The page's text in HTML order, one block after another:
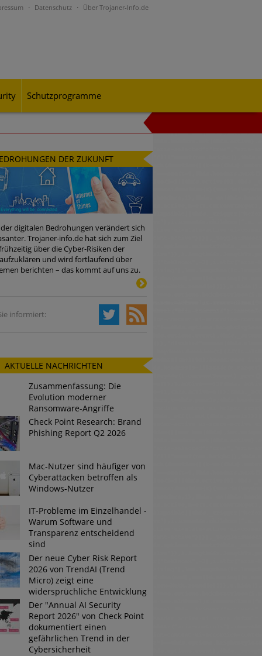
Datenschutz Über Trojaner-Info.de
Schutzprogramme
Betrugsmaschen und
– was CISOs jetzt für
Bedrohungspotential nicht
reagiert
der Datendiebe
DER ZUKUNFT
digitalen Bedrohungen verändert sich
Trojaner-info.de hat sich zum Ziel
über die Cyber-Risiken der
und wird fortlaufend über
berichten – das kommt auf uns zu.
informiert:
AKTUELLE NACHRICHTEN
Zusammenfassung: Die
Evolution moderner
Ransomware-Angriffe
Check Point Research: Brand
Phishing Report Q2 2026
Mac-Nutzer sind häufiger von
Cyberattacken betroffen als
Windows-Nutzer
IT-Probleme im Einzelhandel -
Warum Software und
Transparenz entscheidend
sind
Der neue Cyber Risk Report
2026 von TrendAI (Trend
Micro) zeigt eine
widersprüchliche Entwicklung
Der "Annual AI Security
Report 2026" von Check Point
dokumentiert einen
gefährlichen Trend in der
Cybersicherheit